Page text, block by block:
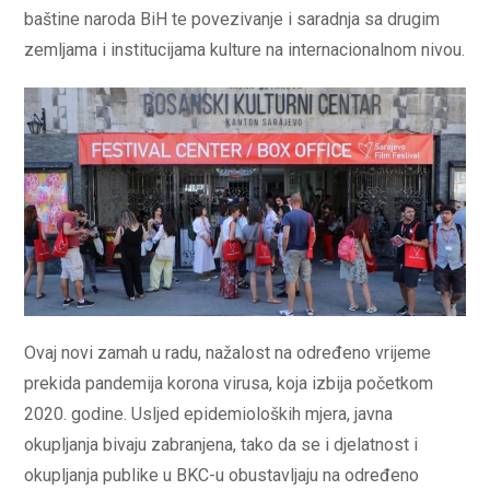
baštine naroda BiH te povezivanje i saradnja sa drugim
zemljama i institucijama kulture na internacionalnom nivou.
Ovaj novi zamah u radu, nažalost na određeno vrijeme
prekida pandemija korona virusa, koja izbija početkom
2020. godine. Usljed epidemioloških mjera, javna
okupljanja bivaju zabranjena, tako da se i djelatnost i
okupljanja publike u BKC-u obustavljaju na određeno